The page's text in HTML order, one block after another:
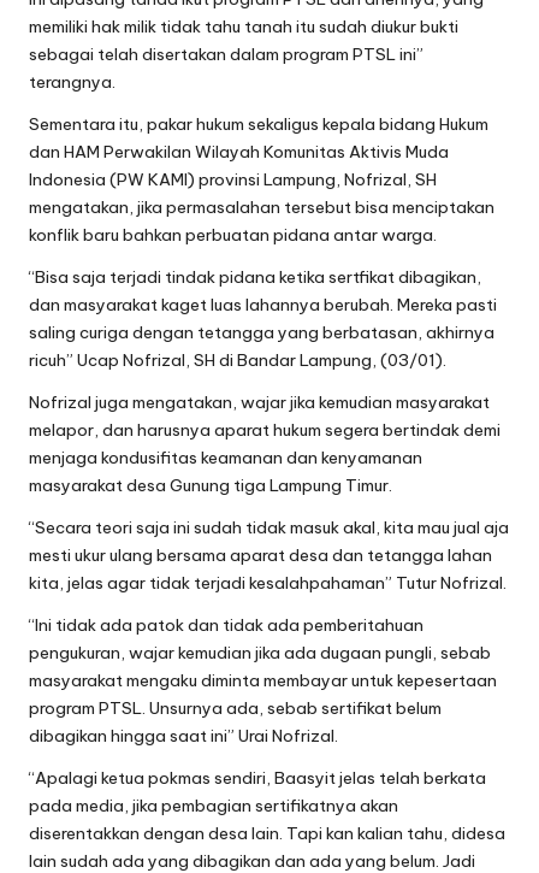
memiliki hak milik tidak tahu tanah itu sudah diukur bukti
sebagai telah disertakan dalam program PTSL ini”
terangnya.
Sementara itu, pakar hukum sekaligus kepala bidang Hukum
dan HAM Perwakilan Wilayah Komunitas Aktivis Muda
Indonesia (PW KAMI) provinsi Lampung, Nofrizal, SH
mengatakan, jika permasalahan tersebut bisa menciptakan
konflik baru bahkan perbuatan pidana antar warga.
“Bisa saja terjadi tindak pidana ketika sertfikat dibagikan,
dan masyarakat kaget luas lahannya berubah. Mereka pasti
saling curiga dengan tetangga yang berbatasan, akhirnya
ricuh” Ucap Nofrizal, SH di Bandar Lampung, (03/01).
Nofrizal juga mengatakan, wajar jika kemudian masyarakat
melapor, dan harusnya aparat hukum segera bertindak demi
menjaga kondusifitas keamanan dan kenyamanan
masyarakat desa Gunung tiga Lampung Timur.
“Secara teori saja ini sudah tidak masuk akal, kita mau jual aja
mesti ukur ulang bersama aparat desa dan tetangga lahan
kita, jelas agar tidak terjadi kesalahpahaman” Tutur Nofrizal.
“Ini tidak ada patok dan tidak ada pemberitahuan
pengukuran, wajar kemudian jika ada dugaan pungli, sebab
masyarakat mengaku diminta membayar untuk kepesertaan
program PTSL. Unsurnya ada, sebab sertifikat belum
dibagikan hingga saat ini” Urai Nofrizal.
“Apalagi ketua pokmas sendiri, Baasyit jelas telah berkata
pada media, jika pembagian sertifikatnya akan
diserentakkan dengan desa lain. Tapi kan kalian tahu, didesa
lain sudah ada yang dibagikan dan ada yang belum. Jadi